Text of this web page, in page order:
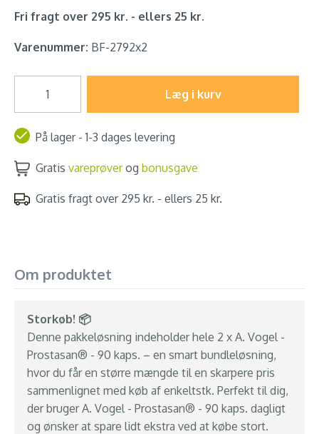
Fri fragt over 295 kr. - ellers 25 kr.
Varenummer: BF-2792x2
Læg i kurv
På lager - 1-3 dages levering
Gratis vareprøverog bonusgave
Gratis fragt over 295 kr. - ellers 25 kr.
Om produktet
Storkøb! 📦
Denne pakkeløsning indeholder hele 2 x A. Vogel -
Prostasan® - 90 kaps. – en smart bundleløsning,
hvor du får en større mængde til en skarpere pris
sammenlignet med køb af enkeltstk. Perfekt til dig,
der bruger A. Vogel - Prostasan® - 90 kaps. dagligt
og ønsker at spare lidt ekstra ved at købe stort.